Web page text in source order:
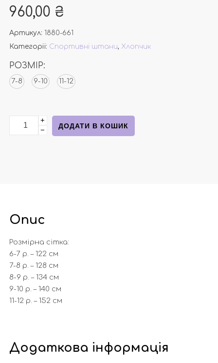
960,00 ₴
Артикул: 1880-661
Категорії: Спортивні штани, Хлопчик
РОЗМІР:
7-8 9-10 11-12
Спортивні штани темно-сині з написом від бренду
+
−
ДОДАТИ В КОШИК
Опис
Розмірна сітка:
6-7 р. – 122 см
7-8 р. – 128 см
8-9 р. – 134 см
9-10 р. – 140 см
11-12 р. – 152 см
Додаткова інформація